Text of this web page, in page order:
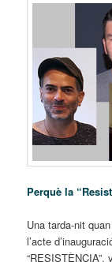
Perquè la
Una tarda-nit
l’acte